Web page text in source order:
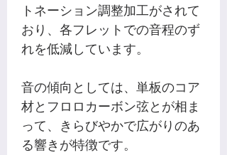
トネーション調整加工がされて
おり、各フレットでの音程のず
れを低減しています。
音の傾向としては、単板のコア
材とフロロカーボン弦とが相ま
って、きらびやかで広がりのあ
る響きが特徴です。